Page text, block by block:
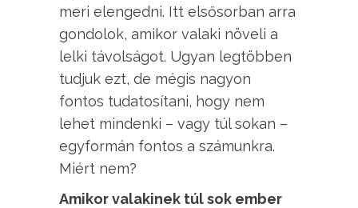
meri elengedni. Itt elsősorban arra
gondolok, amikor valaki növeli a
lelki távolságot. Ugyan legtöbben
tudjuk ezt, de mégis nagyon
fontos tudatosítani, hogy nem
lehet mindenki – vagy túl sokan –
egyformán fontos a számunkra.
Miért nem?
Amikor valakinek túl sok ember